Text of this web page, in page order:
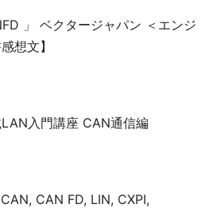
」 ベクタージャパン ＜エンジ
想文】
入門講座 CAN通信編
CAN FD, LIN, CXPI,